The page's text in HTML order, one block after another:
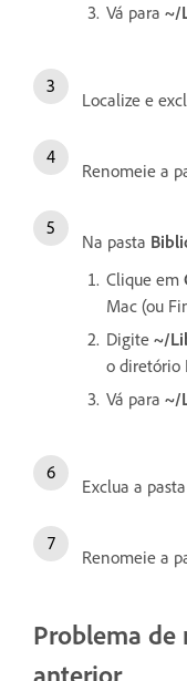
Vá para ~/
Localize e
Renomeie a
Na pasta
Clique em
Mac (ou
Digite ~/
o diretório
Vá para ~/
Exclua a pasta
Renomeie a
Problema de